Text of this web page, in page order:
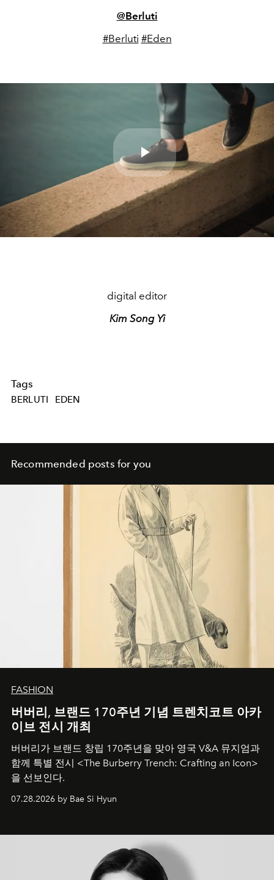
@Berluti
#Berluti #Eden
Play
Video
digital editor
Kim Song Yi
Tags
BERLUTI EDEN
Recommended posts for you
FASHION
버버리, 브랜드 170주년 기념 트렌치코트 아카
이브 전시 개최
버버리가 브랜드 창립 170주년을 맞아 영국 V&A 뮤지엄과
함께 특별 전시 <The Burberry Trench: Crafting an Icon>
을 선보인다.
07.28.2026 by Bae Si Hyun